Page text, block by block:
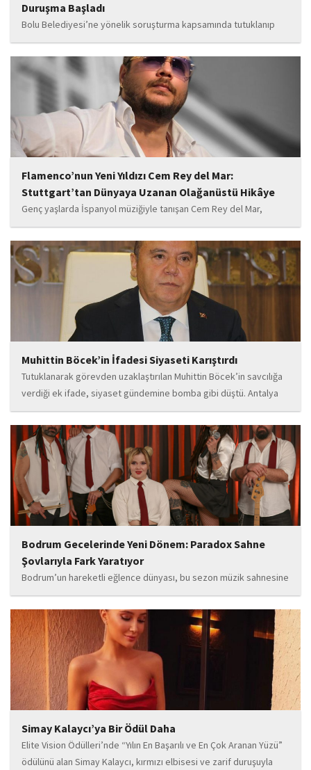
Duruşma Başladı
Bolu Belediyesi’ne yönelik soruşturma kapsamında tutuklanıp
belediye başkanlığı görevinden uzaklaştırılan Tanju Özcan’ın da
aralarında bulunduğu 6’sı tutuklu 19 sanığın yargılandığı dava
başladı.
Flamenco’nun Yeni Yıldızı Cem Rey del Mar:
Stuttgart’tan Dünyaya Uzanan Olağanüstü Hikâye
Genç yaşlarda İspanyol müziğiyle tanışan Cem Rey del Mar,
flamenco kültürünün büyüleyici atmosferinden etkilenerek
kendisini bu alana yönlendirdi. Saatler süren disiplinli çalışmalar,
teknik gelişim ve müziğe olan tutkusu, onu kısa...
Muhittin Böcek’in İfadesi Siyaseti Karıştırdı
Tutuklanarak görevden uzaklaştırılan Muhittin Böcek’in savcılığa
verdiği ek ifade, siyaset gündemine bomba gibi düştü. Antalya
Cumhuriyet Savcılığı’na kendi isteğiyle başvurarak ifade verdiği
öğrenilen Böcek’in açıklamalarında, 31 Mart 2024 yerel
seçimleri...
Bodrum Gecelerinde Yeni Dönem: Paradox Sahne
Şovlarıyla Fark Yaratıyor
Bodrum’un hareketli eğlence dünyası, bu sezon müzik sahnesine
iddialı bir giriş yapan “Paradox” ile yeni bir enerji kazanıyor. Güçlü
sahne performansı, uluslararası standartlardaki repertuarı ve
deneyimli müzisyen kadrosuyla dikkat çeken...
Simay Kalaycı’ya Bir Ödül Daha
Elite Vision Ödülleri’nde “Yılın En Başarılı ve En Çok Aranan Yüzü”
ödülünü alan Simay Kalaycı, kırmızı elbisesi ve zarif duruşuyla